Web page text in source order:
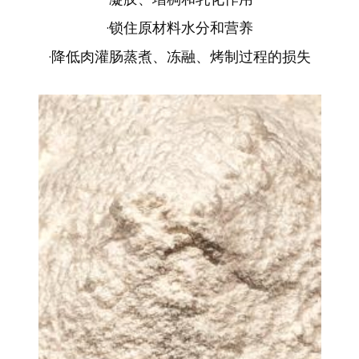
·锁住原材料水分和营养
· 降低肉灌肠蒸煮、冻融、烤制过程的损失